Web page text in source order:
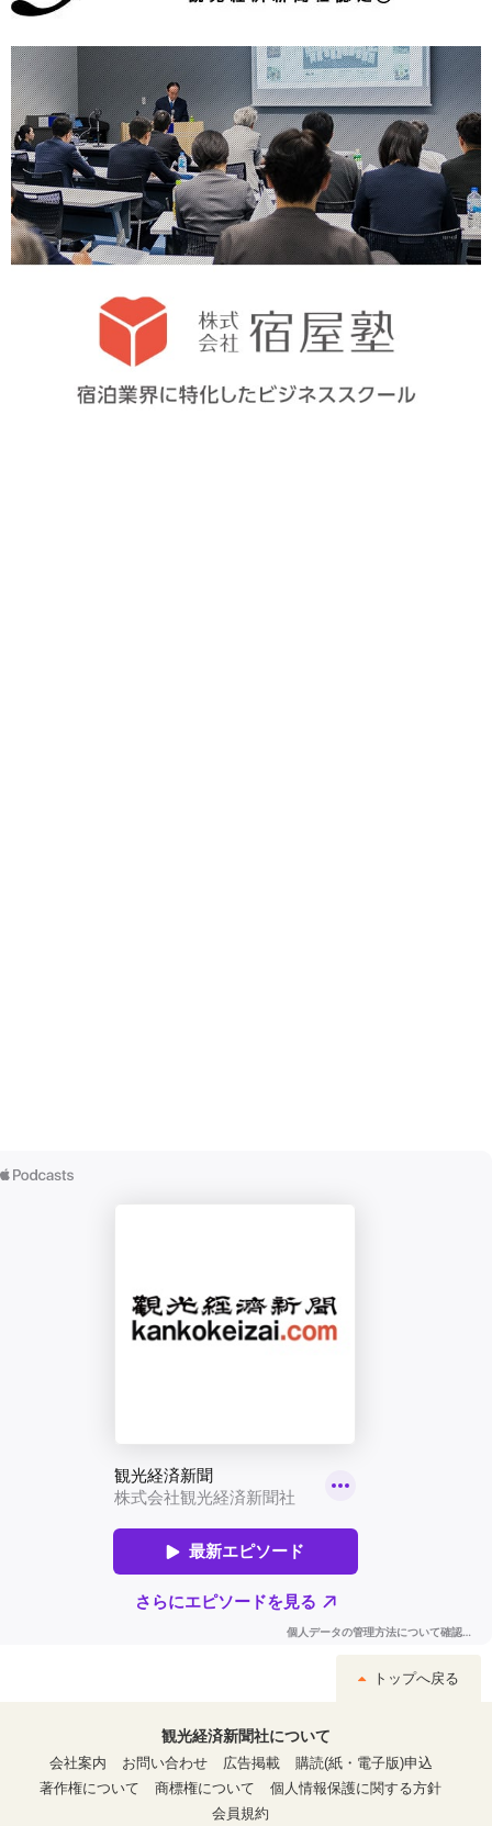
トップへ戻る
観光経済新聞社について
会社案内
お問い合わせ 広告掲載
購読(紙・電子版)申込
著作権について
商標権について
個人情報保護に関する方針
会員規約